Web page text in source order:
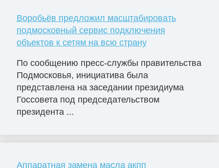
Воробьёв предложил масштабировать
подмосковный сервис подключения
объектов к сетям на всю страну
По сообщению пресс-службы правительства
Подмосковья, инициатива была
представлена на заседании президиума
Госсовета под председательством
президента ...
Аппаратная замена масла акпп